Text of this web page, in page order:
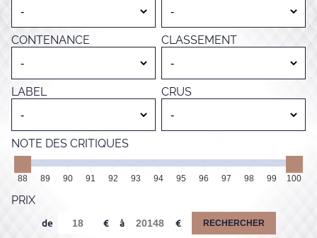
CONTENANCE CLASSEMENT
LABEL CRUS
NOTE DES CRITIQUES
88 89 90 91 92 93 94 95 96 97 98 99 100
PRIX
de à RECHERCHER